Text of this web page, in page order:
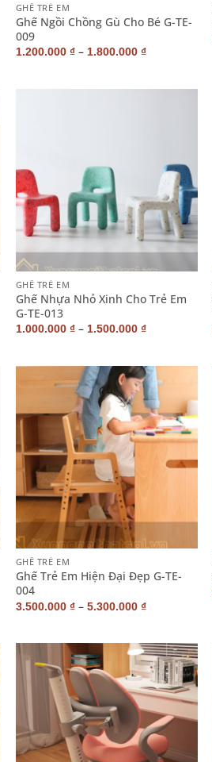
GHẾ TRẺ EM
Ghế Ngồi Chồng Gù Cho Bé G-TE-
009
1.200.000 ₫– 1.800.000 ₫
GHẾ TRẺ EM
Ghế Nhựa Nhỏ Xinh Cho Trẻ Em
G-TE-013
1.000.000 ₫– 1.500.000 ₫
GHẾ TRẺ EM
Ghế Trẻ Em Hiện Đại Đẹp G-TE-
004
3.500.000 ₫– 5.300.000 ₫